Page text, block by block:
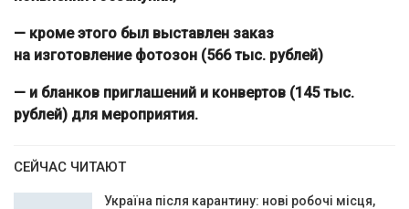
— кроме этого был выставлен заказ
на изготовление фотозон (566 тыс. рублей)
— и бланков приглашений и конвертов (145 тыс.
рублей) для мероприятия.
СЕЙЧАС ЧИТАЮТ
Україна після карантину: нові робочі місця,